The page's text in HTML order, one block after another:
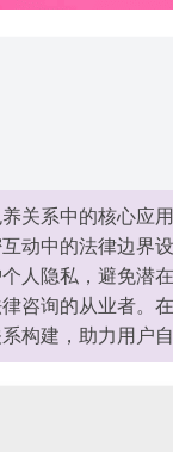
关系中的核心应
动中的法律边界
人隐私，避免潜
咨询的从业者。
构建，助力用户自